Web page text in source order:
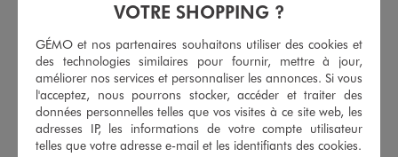
Tee-shirt rayé à manches ultra courtes femme
5,99 €
-50% sur le 2ème produit d'été
5/5 de moyenne
(124 avis)
AJOUTER AU PANIER
Porte-monnaie forme enveloppe femme
9,99 €
5/5 de moyenne
AJOUTERAU PANIER
VOTRE SHOPPING ?
GÉMO et nos partenaires souhaitons utiliser des cookies et
des technologies similaires pour fournir, mettre à jour,
améliorer nos services et personnaliser les annonces. Si vous
l'acceptez, nous pourrons stocker, accéder et traiter des
données personnelles telles que vos visites à ce site web, les
adresses IP, les informations de votre compte utilisateur
telles que votre adresse e-mail et les identifiants des cookies.